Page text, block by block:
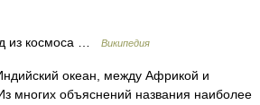
из космоса … Википедия
океан, между Африкой и
многих объяснений названия наиболее